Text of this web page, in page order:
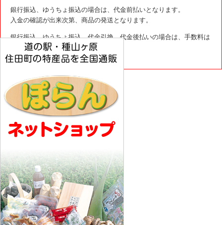
銀行振込、ゆうちょ振込の場合は、代金前払いとなります。
入金の確認が出来次第、商品の発送となります。
銀行振込、ゆうちょ振込、代金引換、代金後払いの場合は、手数料は
お客様負担となります。